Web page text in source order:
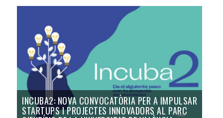
INCUBA2: NOVA CONVOCATÒRIA PER A IMPULSAR
STARTUPS I PROJECTES INNOVADORS AL PARC